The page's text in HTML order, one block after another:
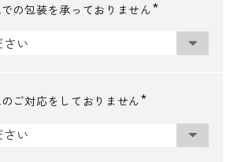
の包装を承っておりません
ご対応をしておりません